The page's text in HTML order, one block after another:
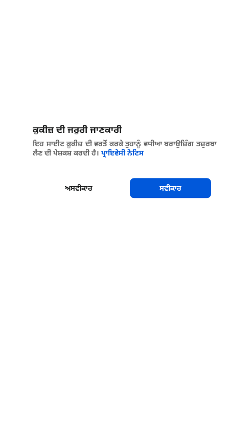
ਕੂਕੀਜ਼ ਦੀ ਜਰੂਰੀ ਜਾਣਕਾਰੀ
ਇਹ ਸਾਈਟ ਕੂਕੀਜ਼ ਦੀ ਵਰਤੋਂ ਕਰਕੇ ਤੁਹਾਨੂੰ ਵਧੀਆ ਬਰਾਉਜ਼ਿੰਗ ਤਜ਼ੁਰਬਾ
ਲੈਣ ਦੀ ਪੇਸ਼ਕਸ਼ ਕਰਦੀ ਹੈ।ਪ੍ਰਾਇਵੇਸੀ ਨੋਟਿਸ
ਅਸਵੀਕਾਰ ਸਵੀਕਾਰ